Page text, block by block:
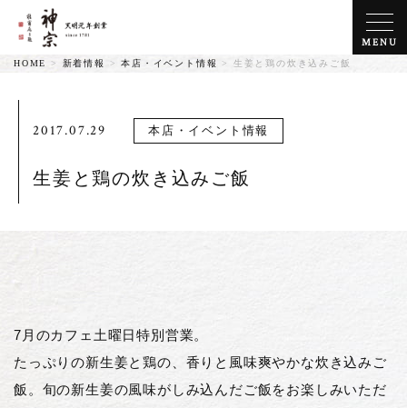
MENU
HOME > 新着情報 >本店・イベント情報 > 生姜と鶏の炊き込みご飯
2017.07.29 本店・イベント情報
生姜と鶏の炊き込みご飯
7月のカフェ土曜日特別営業。
たっぷりの新生姜と鶏の、香りと風味爽やかな炊き込みご
飯。旬の新生姜の風味がしみ込んだご飯をお楽しみいただ